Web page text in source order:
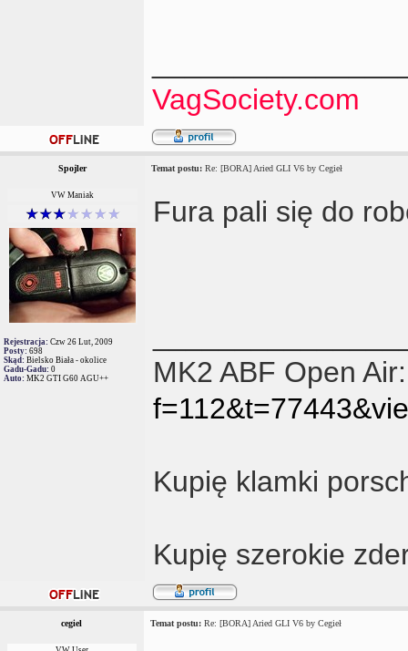
VagSociety.com
Spojler Temat postu: Re: [BORA] Aried GLI V6 by Cegieł
VW Maniak
Rejestracja: Czw 26 Lut, 2009
Posty: 698
Skąd: Bielsko Biała - okolice
Gadu-Gadu: 0
Auto: MK2 GTI G60 AGU++
Fura pali się do
MK2 ABF Open
Kupię klamki
Kupię szerokie
cegiel Temat postu: Re: [BORA] Aried GLI V6 by Cegieł